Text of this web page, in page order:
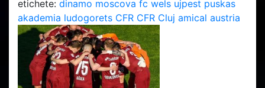
etichete: dinamo moscova fc wels ujpest puskas
akademia ludogorets CFR CFR Cluj amical austria